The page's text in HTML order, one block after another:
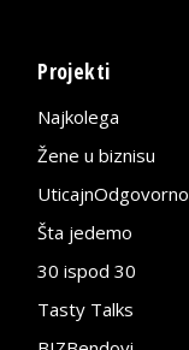
Projekti
Najkolega
Žene u biznisu
UticajnOdgovorno
Šta jedemo
30 ispod 30
Tasty Talks